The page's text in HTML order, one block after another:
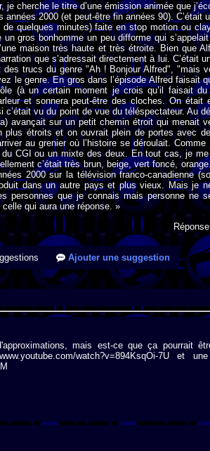
je cherche le titre d’une émission animée que
années 2000 (et peut-être fin années 90). C’était
de quelques minutes) faite en stop motion ou
un gros bonhomme un peu difforme qui
maison très haute et très étroite. Bien que
que s’adressait directement à lui. C’était
des trucs du genre "Ah ! Bonjour Alfred", "mais
le genre. En gros dans l’épisode Alfred faisait
(à un certain moment je crois qu’il faisait
et sonnera peut-être des cloches. On était
c’était vu du point de vue du téléspectateur. Au
avançait sur un petit chemin étroit qui menait
plus étroits et on ouvrait plein de portes avec
au grenier où l’histoire se déroulait.
CGI ou un mixte des deux. En tout cas, je
c’était très brun, beige, vert foncé,
2000 sur la télévision franco-canadienne
dans un autre pays et plus vieux. Mais je
personnes que je connais mais personne ne
qui aura une réponse. »
Ajouter une suggestion
mais est-ce que ça pourrait
watch?v=894KsqOi-7U et